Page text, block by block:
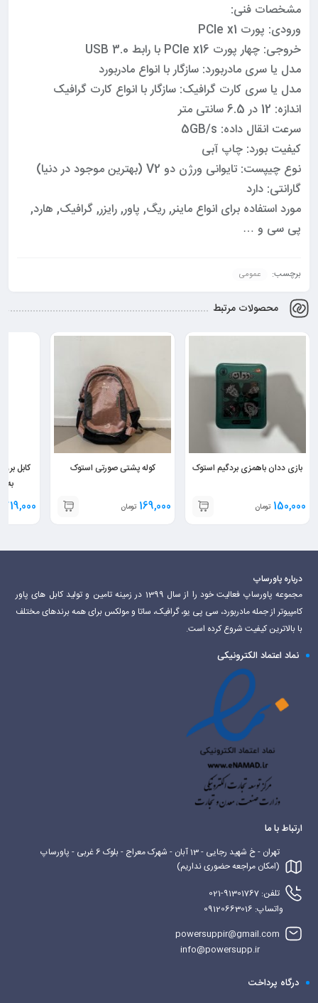
مشخصات فنی:
ورودی: پورت PCIe x1
خروجی: چهار پورت PCIe x16 با رابط USB 3.0
مدل یا سری مادربورد: سازگار با انواع مادربورد
مدل یا سری کارت گرافیک: سازگار با انواع کارت گرافیک
اندازه: 12 در 6.5 سانتی متر
سرعت انقال داده: 5GB/s
کیفیت بورد: چاپ آبی
نوع چیپست: تایوانی ورژن دو V2 (بهترین موجود در دنیا)
گارانتی: دارد
مورد استفاده برای انواع ماینر, ریگ, پاور, رایزر, گرافیک, هارد,
پی سی و …
برچسب: عمومی
محصولات مرتبط
بازی ددان باهمزی بردگیم استوک
150,000 تومان
کوله پشتی صورتی استوک
169,000 تومان
به 2 سی پی یو 8 پین
719,000
درباره پاورساپ
مجموعه پاورساپ فعالیت خود را از سال 1399 در زمینه تامین و تولید کابل های پاور
کامپیوتر از جمله مادربورد، سی پی یو، گرافیک، ساتا و مولکس برای همه برندهای مختلف
با بالاترین کیفیت شروع کرده است.
نماد اعتماد الکترونیکی
ارتباط با ما
تهران - خ شهید رجایی - 13 آبان - شهرک معراج - بلوک 6 غربی - پاورساپ
(امکان مراجعه حضوری نداریم)
تلفن: 91301767-021
واتساپ: 09120663016
powersuppir@gmail.com
info@powersupp.ir
درگاه پرداخت